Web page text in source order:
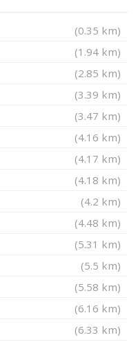
(0.35 km)
(1.94 km)
(2.85 km)
(3.39 km)
(3.47 km)
(4.16 km)
(4.17 km)
(4.18 km)
(4.2 km)
(4.48 km)
(5.31 km)
(5.5 km)
(5.58 km)
(6.16 km)
(6.33 km)